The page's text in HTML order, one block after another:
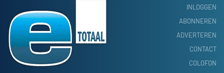
INLOGGEN
ABONNEREN
ADVERTEREN
CONTACT
COLOFON
HOME
PRODUCTNIEUWS
ACHTERGROND